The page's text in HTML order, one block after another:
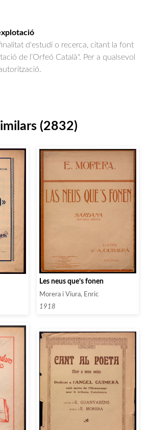
d'estudi o recerca, citant la font
de l’Orfeó Català". Per a qualsevol
(2832)
Les neus que’s fonen
Morera i Viura, Enric
1918